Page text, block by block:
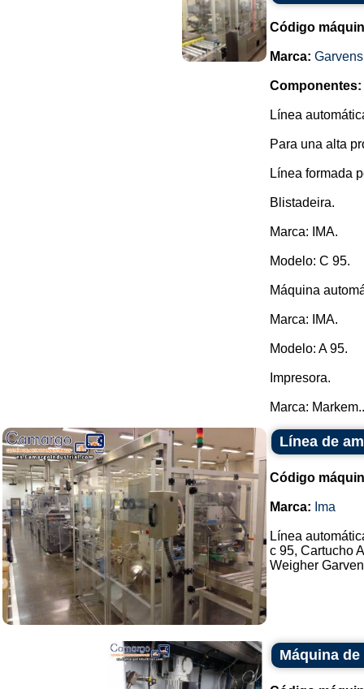
Código
Marca:
Componentes:
Línea
Para una alta
Línea formada
Blistadeira.
Marca: IMA.
Modelo: C 95.
Máquina
Marca: IMA.
Modelo: A 95.
Impresora.
Marca:
Línea de
Código
Marca: Ima
Línea
c 95, Cartucho
Weigher
Máquina